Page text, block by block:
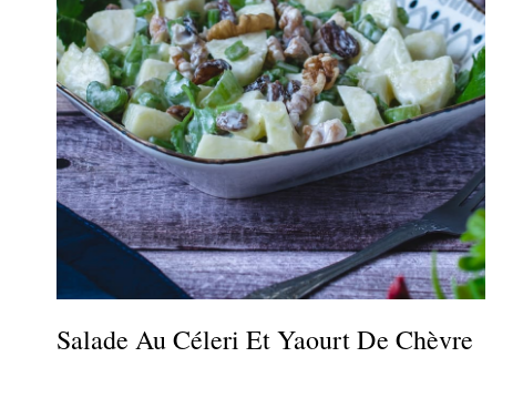
Salade Au Céleri Et Yaourt De Chèvre